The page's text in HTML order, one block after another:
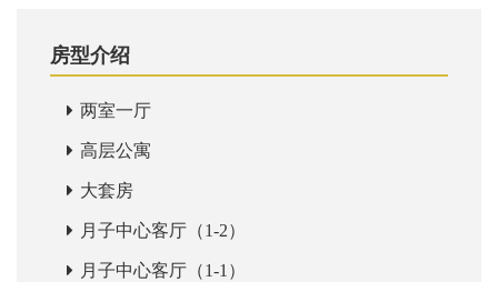
房型介绍
两室一厅
高层公寓
大套房
月子中心客厅（1-2）
月子中心客厅（1-1）